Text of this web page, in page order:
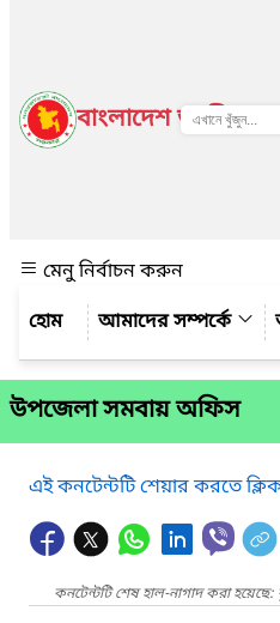
বাংলাদেশ জাতীয়
মেনু নির্বাচন করুন
আমাদের সম্পর্কে
উপজেলা সমবায় অফিস
এই কনটেন্টটি শেয়ার করতে
কনটেন্টটি শেষ হাল-নাগাদ করা